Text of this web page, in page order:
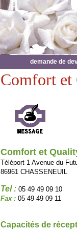
demande de
Comfort
Comfort et
Téléport 1 Avenue du
86961 CHASSENEUIL
Tel : 05 49 49 09 10
Fax : 05 49 49 09 11
Capacités de